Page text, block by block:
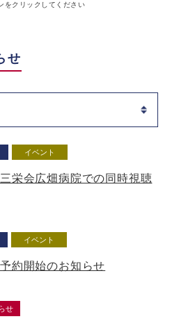
をクリックしてください
せ
イベント
栄会広畑病院での同時視聴
イベント
約開始のお知らせ
せ